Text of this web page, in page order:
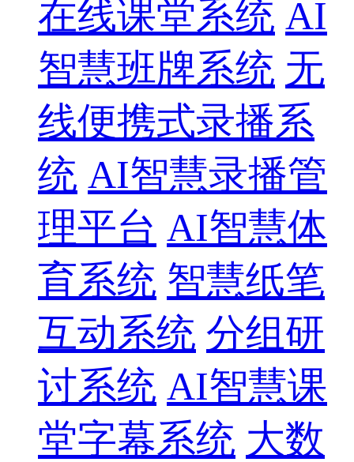
在线课堂系统 AI
智慧班牌系统 无
线便携式录播系
统 AI智慧录播管
理平台 AI智慧体
育系统 智慧纸笔
互动系统 分组研
讨系统 AI智慧课
堂字幕系统 大数